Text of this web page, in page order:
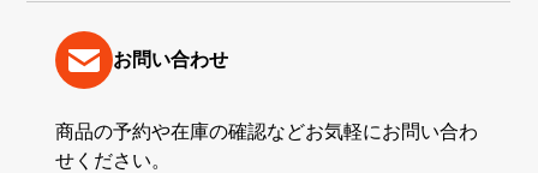
お問い合わせ
商品の予約や在庫の確認などお気軽にお問い合わ
せください。